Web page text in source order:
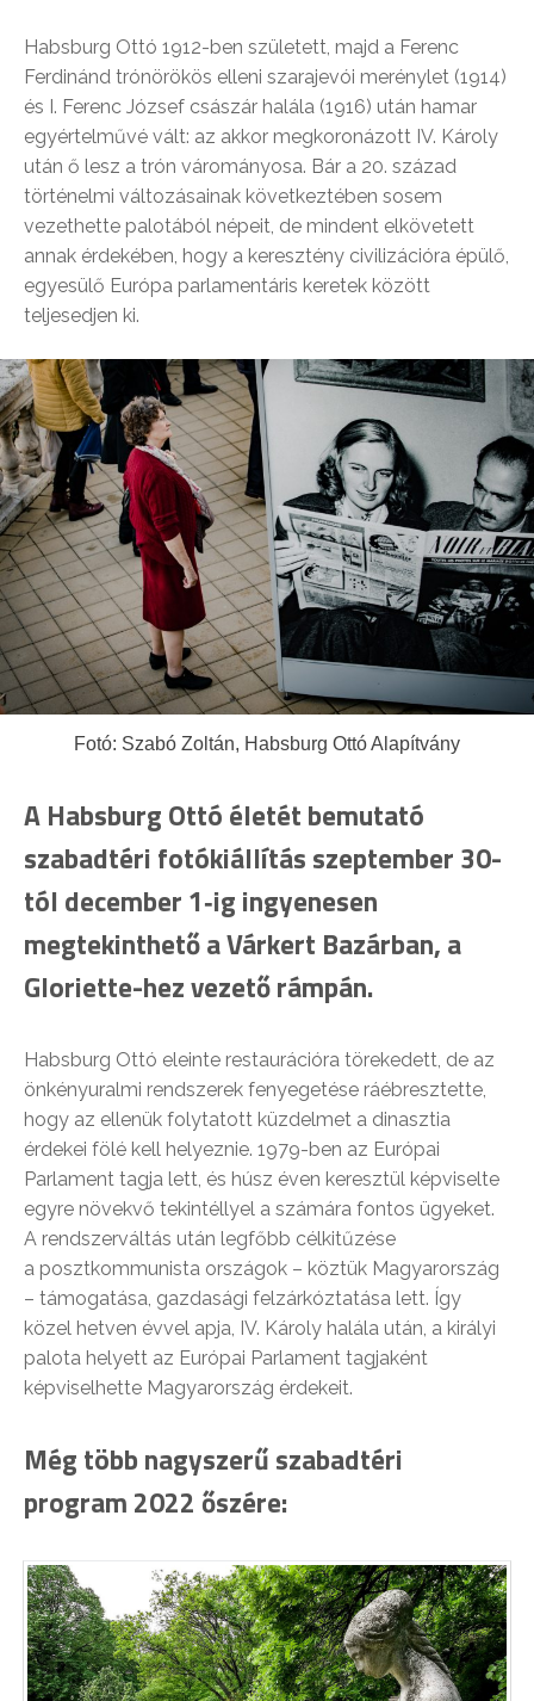
Habsburg Ottó 1912-ben született, majd a Ferenc
Ferdinánd trónörökös elleni szarajevói merénylet (1914)
és I. Ferenc József császár halála (1916) után hamar
egyértelművé vált: az akkor megkoronázott IV. Károly
után ő lesz a trón várományosa. Bár a 20. század
történelmi változásainak következtében sosem
vezethette palotából népeit, de mindent elkövetett
annak érdekében, hogy a keresztény civilizációra épülő,
egyesülő Európa parlamentáris keretek között
teljesedjen ki.
Fotó: Szabó Zoltán, Habsburg Ottó Alapítvány
A Habsburg Ottó életét bemutató
szabadtéri fotókiállítás szeptember 30-
tól december 1‑ig ingyenesen
megtekinthető a Várkert Bazárban, a
Gloriette-hez vezető rámpán.
Habsburg Ottó eleinte restaurációra törekedett, de az
önkényuralmi rendszerek fenyegetése ráébresztette,
hogy az ellenük folytatott küzdelmet a dinasztia
érdekei fölé kell helyeznie. 1979-ben az Európai
Parlament tagja lett, és húsz éven keresztül képviselte
egyre növekvő tekintéllyel a számára fontos ügyeket.
A rendszerváltás után legfőbb célkitűzése
a posztkommunista országok – köztük Magyarország
– támogatása, gazdasági felzárkóztatása lett. Így
közel hetven évvel apja, IV. Károly halála után, a királyi
palota helyett az Európai Parlament tagjaként
képviselhette Magyarország érdekeit.
Még több nagyszerű szabadtéri
program 2022 őszére: